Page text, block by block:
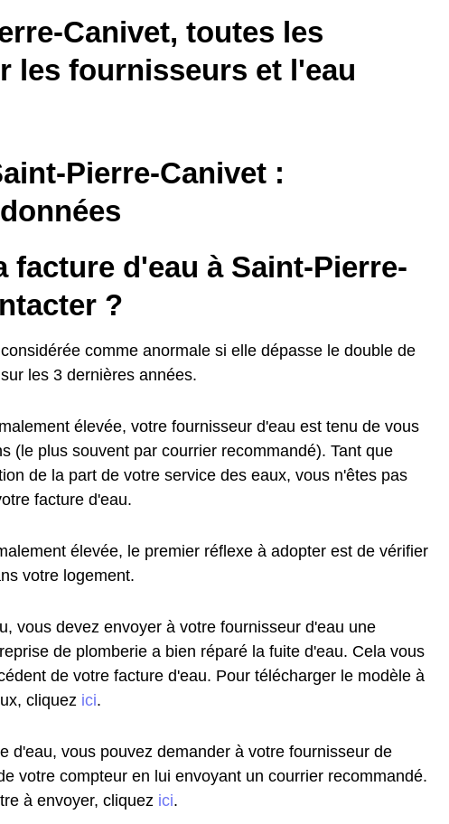
Canivet, toutes les
les fournisseurs et l'eau
Pierre-Canivet :
facture d'eau à Saint-Pierre-
?
comme anormale si elle dépasse le double de
les 3 dernières années.
élevée, votre fournisseur d'eau est tenu de vous
(le plus souvent par courrier recommandé). Tant que
de la part de votre service des eaux, vous n'êtes pas
facture d'eau.
élevée, le premier réflexe à adopter est de vérifier
votre logement.
vous devez envoyer à votre fournisseur d'eau une
de plomberie a bien réparé la fuite d'eau. Cela vous
de votre facture d'eau. Pour télécharger le modèle à
cliquez ici.
d'eau, vous pouvez demander à votre fournisseur de
votre compteur en lui envoyant un courrier recommandé.
à envoyer, cliquez ici.